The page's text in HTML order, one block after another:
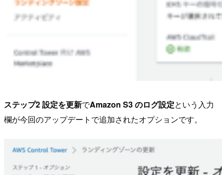
ステップ2 設定を更新でAmazon S3 のログ設定という入力
欄が今回のアップデートで追加されたオプションです。